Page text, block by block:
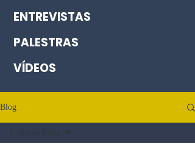
ENTREVISTAS
PALESTRAS
VÍDEOS
Blog
Todos os Posts